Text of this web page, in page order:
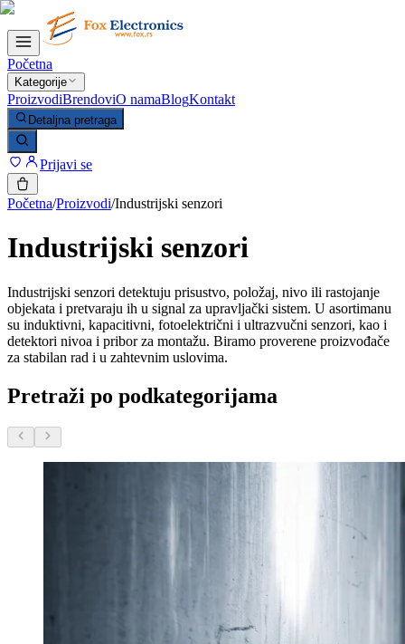
Početna
Kategorije
ProizvodiBrendoviO namaBlogKontakt
Detaljna pretraga
Prijavi se
Početna/Proizvodi/Industrijski senzori
Industrijski senzori
Industrijski senzori detektuju prisustvo, položaj, nivo ili rastojanje
objekata i pretvaraju ih u signal za upravljački sistem. U asortimanu
su induktivni, kapacitivni, fotoelektrični i ultrazvučni senzori, kao i
detektori nivoa i pribor za montažu. Biramo proverene proizvođače
za stabilan rad i u zahtevnim uslovima.
Pretraži po podkategorijama